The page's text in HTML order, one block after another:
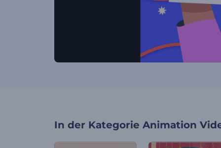
In der Kategorie Animation